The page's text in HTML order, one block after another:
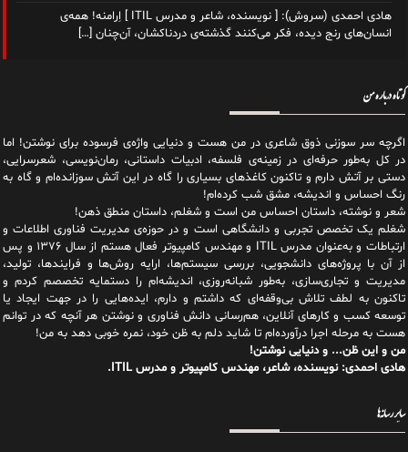
هادی احمدی (سروش): [ نویسنده، شاعر و مدرس ITIL ] اِرامنه! همه‌ی
انسان‌های رنج دیده، فکر می‌کنند گذشته‌ی دردناکشان، آن‌چنان […]
کوتاه درباره من
اگرچه سر سوزنی ذوق شاعری در من هست و دنیایی واژه‌‌ی فرسوده برای نوشتن! اما
در کل به‌طور حرفه‌ای در زمینه‌ی فلسفه، ادبیات داستانی، رمان‌نویسی، شعرسرایی،
دستی بر آتش دارم و تاکنون کاغذهای بسیاری را گاه در این آتش سوزانده‌ام و گاه به
رنگ احساس و اندیشه، مشق شب کرده‌ام!
شعر و نوشته، داستان احساس من است و شغلم، داستان منطق ذهن!
شغلم یک تخصص تجربی و دانشگاهی است و در حوزه‌ی مدیریت فناوری اطلاعات و
ارتباطات و به‌عنوان مدرس ITIL و مهندس کامپیوتر فعال هستم از سال ۱۳۷۶ و پس
از آن با پروژه‌های دانشجویی، بررسی سیستم‌ها، ارایه روش‌ها و فرایندها، تولید،
مدیریت و تجاری‌سازی، به‌طور شبانه‌روزی، اندیشه‌ام را دستمایه تخصصم کردم و
تاکنون به لطف تلاش بی‌وقفه‌ای که داشتم و دارم، اید‌ه‌هایی را در جهت ایجاد یا
توسعه کسب و کارهای آنلاین، هم‌رسانی دانش فناوری و نوشتن هر آنچه که در توانم
هست به مرحله اجرا درآورده‌ام تا شاید دلم به ظن خود، نمره خوبی دهد به من!
من و این ظن... و دنیایی نوشتن!
هادی احمدی: نویسنده، شاعر، مهندس کامپیوتر و مدرس ITIL.
سایر رسانه‌ها